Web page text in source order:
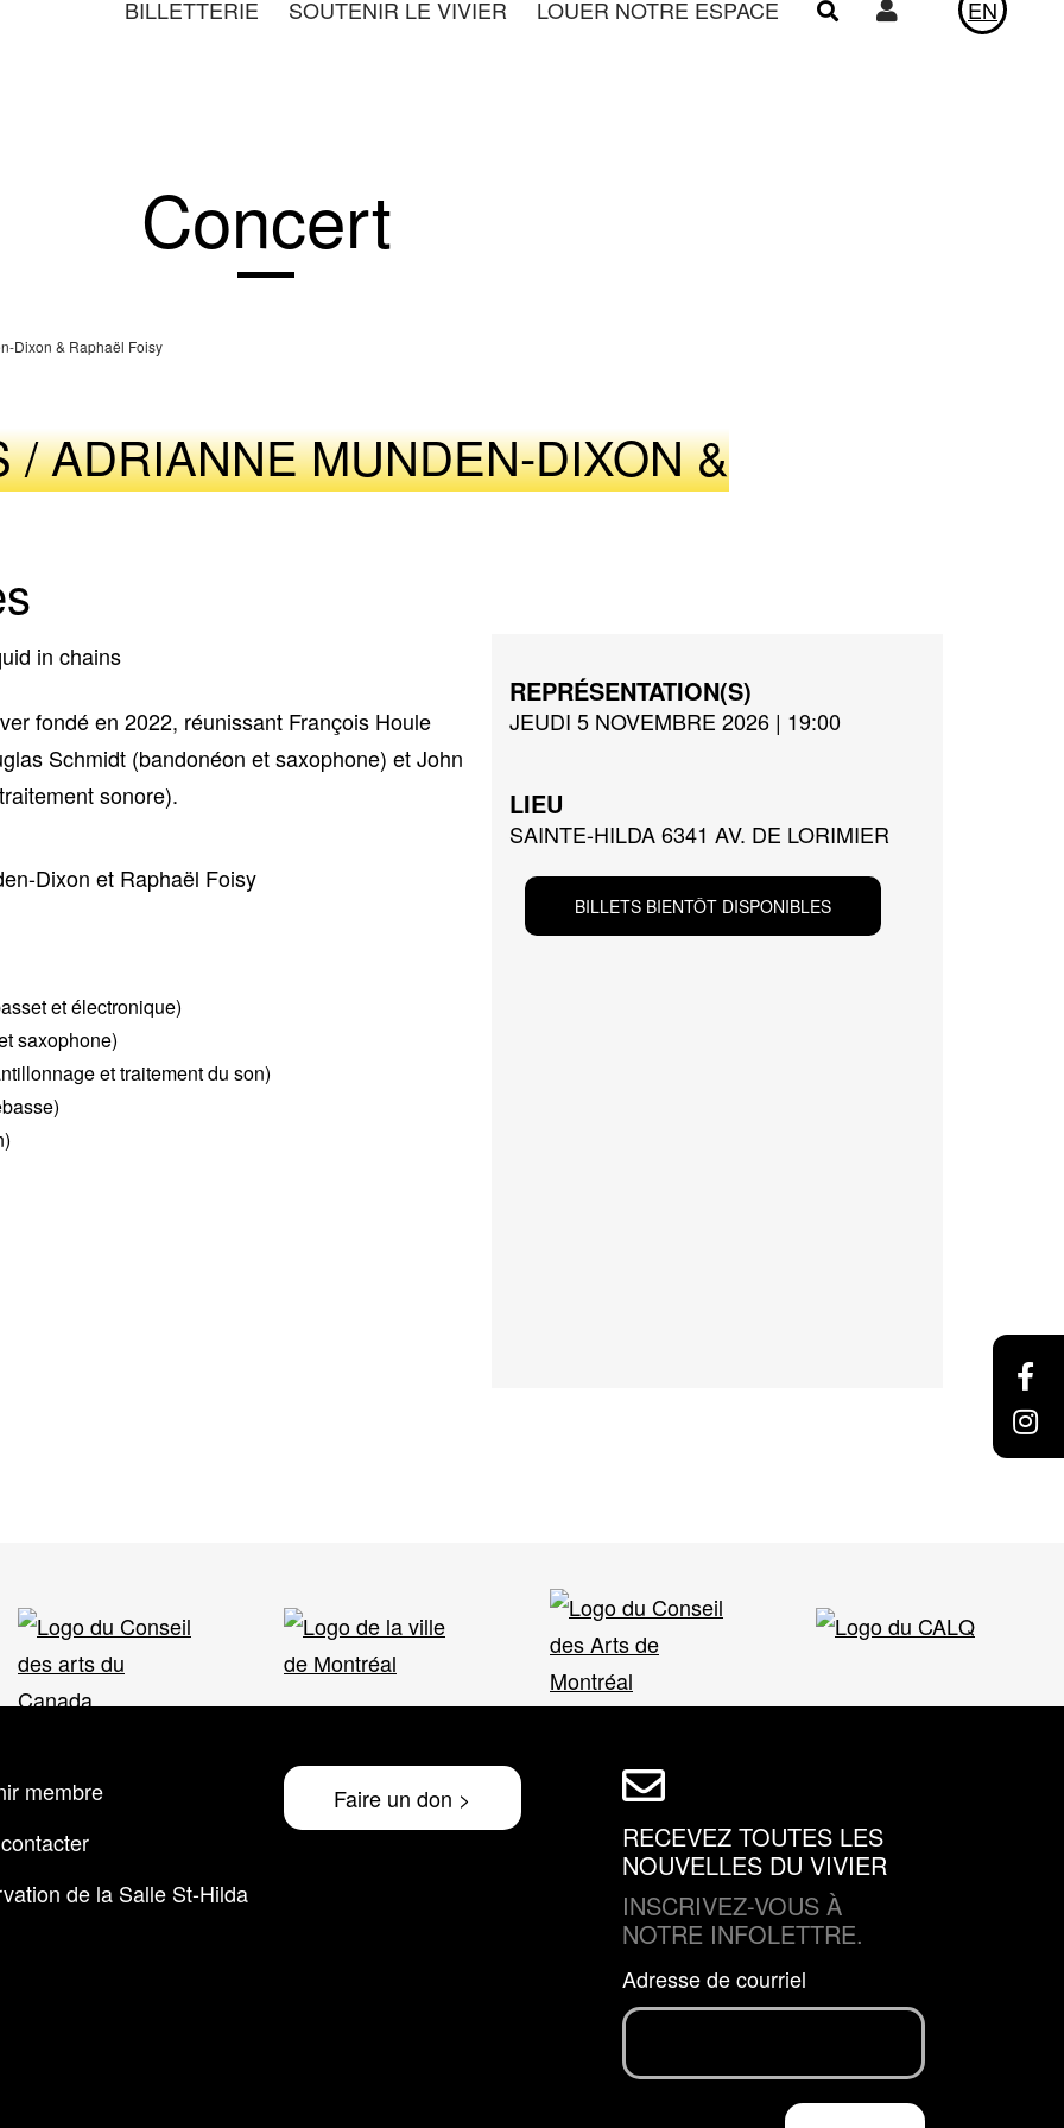
BILLETTERIE SOUTENIR LE VIVIER LOUER NOTRE ESPACE UtilisateurEN
Concert
Dixon & Raphaël Foisy
/ ADRIANNE MUNDEN-DIXON &
fondé en 2022, réunissant François Houle
Schmidt (bandonéon et saxophone) et John
sonore).
Dixon et Raphaël Foisy
et électronique)
saxophone)
et traitement du son)
REPRÉSENTATION(S)
JEUDI 5 NOVEMBRE 2026 | 19:00
LIEU
SAINTE-HILDA 6341 AV. DE LORIMIER
BILLETS BIENTÔT DISPONIBLES
membre
de la Salle St-Hilda
Faire un don >
RECEVEZ TOUTES LES
NOUVELLES DU VIVIER
INSCRIVEZ-VOUS À
NOTRE INFOLETTRE.
Adresse de courriel